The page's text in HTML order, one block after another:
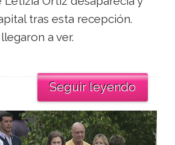
tras esta recepción.
a ver.
Seguir leyendo